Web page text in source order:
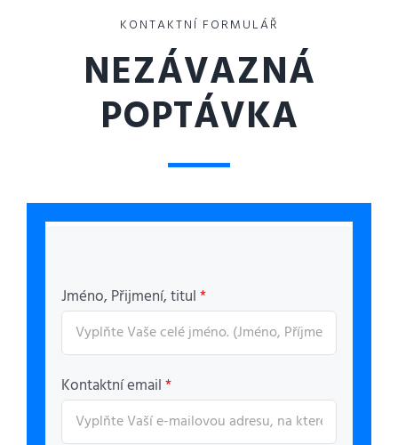
KONTAKTNÍ FORMULÁŘ
NEZÁVAZNÁ
POPTÁVKA
Jméno, Přijmení, titul*
Kontaktní email*